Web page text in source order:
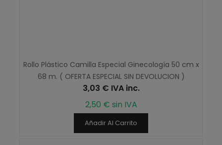
Rollo Plástico Camilla Especial Ginecología 50 cm x
68 m. ( OFERTA ESPECIAL SIN DEVOLUCION )
3,03 € IVA inc.
2,50 € sin IVA
Añadir Al Carrito